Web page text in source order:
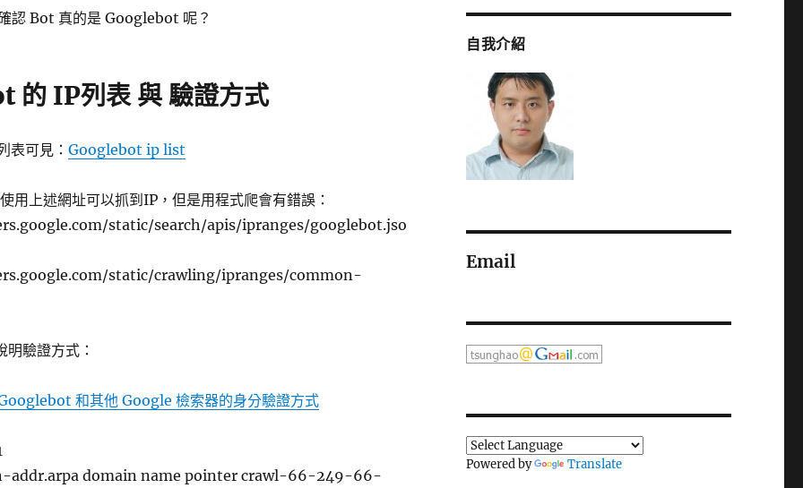
認 Bot 真的是 Googlebot 呢？
的 IP列表 與 驗證方式
可見： Googlebot ip list
用上述網址可以抓到IP，但是用程式爬會有錯誤：
static/search/apis/ipranges/googlebot.jso
static/crawling/ipranges/common-
驗證方式：
和其他 Google 檢索器的身分驗證方式
addr.arpa domain name pointer crawl-66-249-66-
自我介紹
Email
Powered by Translate